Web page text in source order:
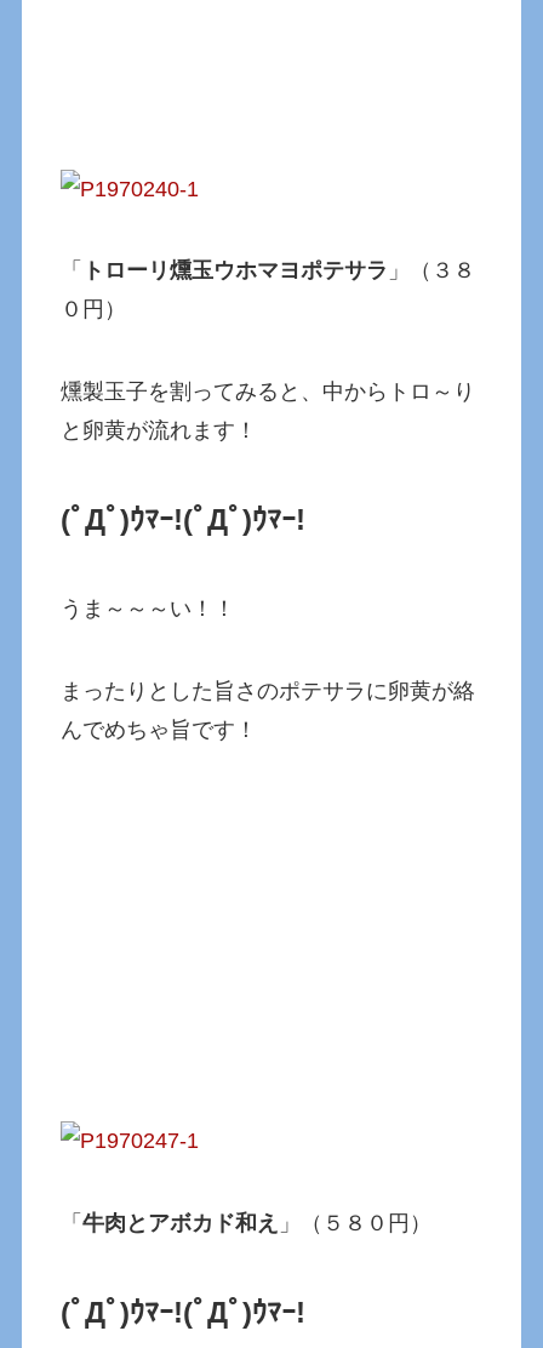
「 トローリ燻玉ウホマヨポテサラ 」（３８
０円）
燻製玉子を割ってみると、中からトロ～り
と卵黄が流れます！
(ﾟДﾟ)ｳﾏｰ!(ﾟДﾟ)ｳﾏｰ!
うま～～～い！！
まったりとした旨さのポテサラに卵黄が絡
んでめちゃ旨です！
「牛肉とアボカド和え 」（５８０円）
(ﾟДﾟ)ｳﾏｰ!(ﾟДﾟ)ｳﾏｰ!